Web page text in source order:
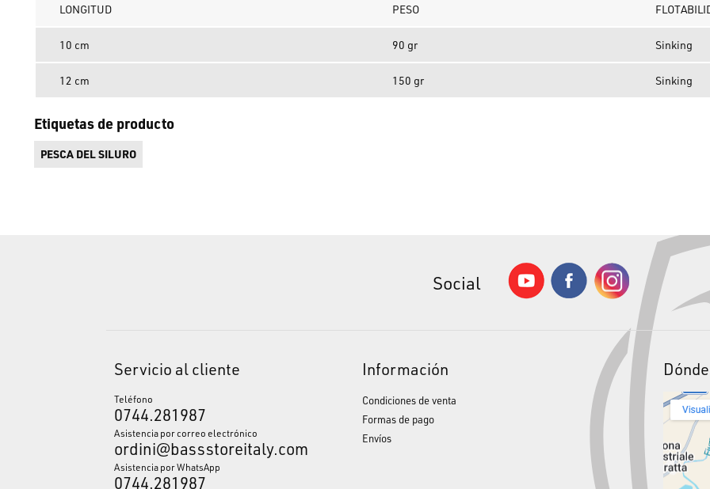
LONGITUD PESO
10 cm 90 gr Sinking
12 cm 150 gr Sinking
Etiquetas de producto
PESCA DEL SILURO
Social
Servicio al cliente
Teléfono
0744.281987
Asistencia por correo electrónico
ordini@bassstoreitaly.com
Asistencia por WhatsApp
0744.281987
Información
Condiciones de venta
Formas de pago
Envíos